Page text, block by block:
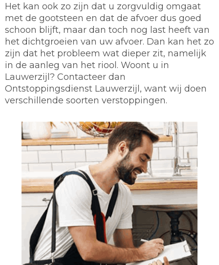
Het kan ook zo zijn dat u zorgvuldig omgaat
met de gootsteen en dat de afvoer dus goed
schoon blijft, maar dan toch nog last heeft van
het dichtgroeien van uw afvoer. Dan kan het zo
zijn dat het probleem wat dieper zit, namelijk
in de aanleg van het riool. Woont u in
Lauwerzijl? Contacteer dan
Ontstoppingsdienst Lauwerzijl, want wij doen
verschillende soorten verstoppingen.